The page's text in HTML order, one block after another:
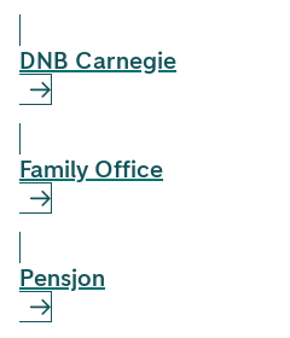
DNB Carnegie
Family Office
Pensjon